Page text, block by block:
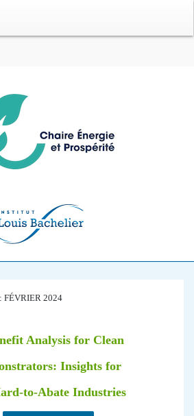
FÉVRIER 2024
Analysis for Clean
Insights for
to-Abate Industries